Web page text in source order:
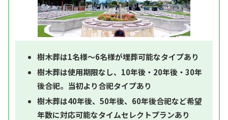
樹木葬は1名様～6名様が埋葬可能なタイプあり
樹木葬は使用期限なし、10年後・20年後・30年
後合祀。当初より合祀タイプあり
樹木葬は40年後、50年後、60年後合祀など希望
年数に対応可能なタイムセレクトプランあり